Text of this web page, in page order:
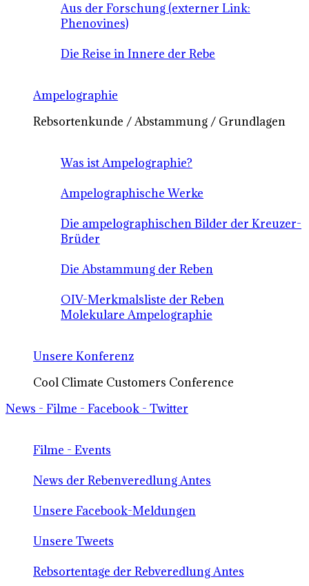
Aus der Forschung (externer Link:
Phenovines)
Die Reise in Innere der Rebe
Ampelographie
Rebsortenkunde / Abstammung / Grundlagen
Was ist Ampelographie?
Ampelographische Werke
Die ampelographischen Bilder der Kreuzer-
Brüder
Die Abstammung der Reben
OIV-Merkmalsliste der Reben
Molekulare Ampelographie
Unsere Konferenz
Cool Climate Customers Conference
News - Filme - Facebook - Twitter
Filme - Events
News der Rebenveredlung Antes
Unsere Facebook-Meldungen
Unsere Tweets
Rebsortentage der Rebveredlung Antes